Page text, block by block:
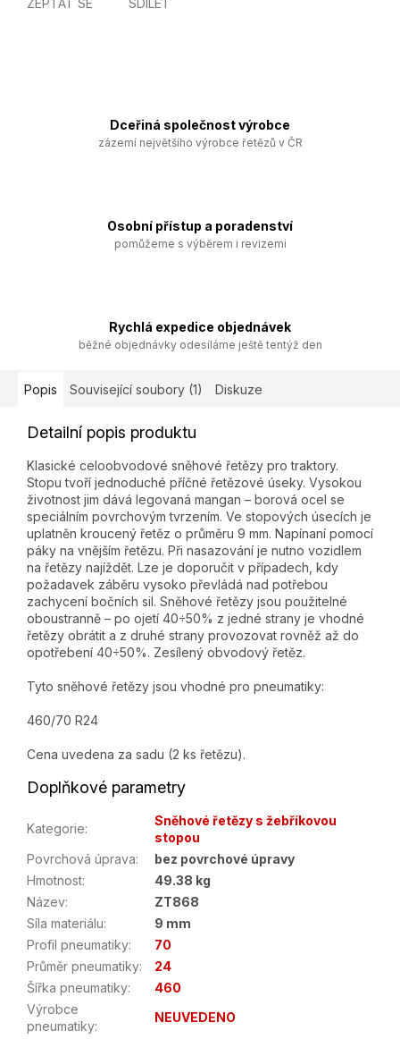
ZEPTAT SE SDÍLET
Dceřiná společnost výrobce
zázemí největšího výrobce řetězů v ČR
Osobní přístup a poradenství
pomůžeme s výběrem i revizemi
Rychlá expedice objednávek
běžné objednávky odesíláme ještě tentýž den
Popis Související soubory (1) Diskuze
Detailní popis produktu
Klasické celoobvodové sněhové řetězy pro traktory.
Stopu tvoří jednoduché příčné řetězové úseky. Vysokou
životnost jim dává legovaná mangan – borová ocel se
speciálním povrchovým tvrzením. Ve stopových úsecích je
uplatněn kroucený řetěz o průměru 9 mm. Napínaní pomocí
páky na vnějším řetězu. Při nasazování je nutno vozidlem
na řetězy najíždět. Lze je doporučit v případech, kdy
požadavek záběru vysoko převládá nad potřebou
zachycení bočních sil. Sněhové řetězy jsou použitelné
oboustranně – po ojetí 40÷50% z jedné strany je vhodné
řetězy obrátit a z druhé strany provozovat rovněž až do
opotřebení 40÷50%. Zesílený obvodový řetěz.
Tyto sněhové řetězy jsou vhodné pro pneumatiky:
460/70 R24
Cena uvedena za sadu (2 ks řetězu).
Doplňkové parametry
Kategorie:
Sněhové řetězy s žebříkovou
stopou
Povrchová úprava:
bez povrchové úpravy
Hmotnost:
49.38 kg
Název:
ZT868
Síla materiálu:
9 mm
Profil pneumatiky:
70
Průměr pneumatiky:
24
Šířka pneumatiky:
460
Výrobce
pneumatiky:
NEUVEDENO